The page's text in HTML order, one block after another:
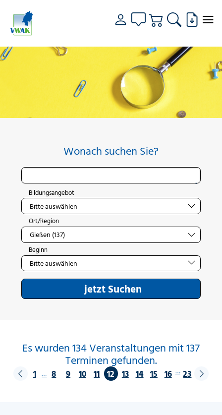
Wonach suchen Sie?
Bildungsangebot
Ort/Region
Beginn
jetzt Suchen
Es wurden 134 Veranstaltungen mit 137
Terminen gefunden.
1 … 8 9 10 11 12 13 14 15 16 … 23